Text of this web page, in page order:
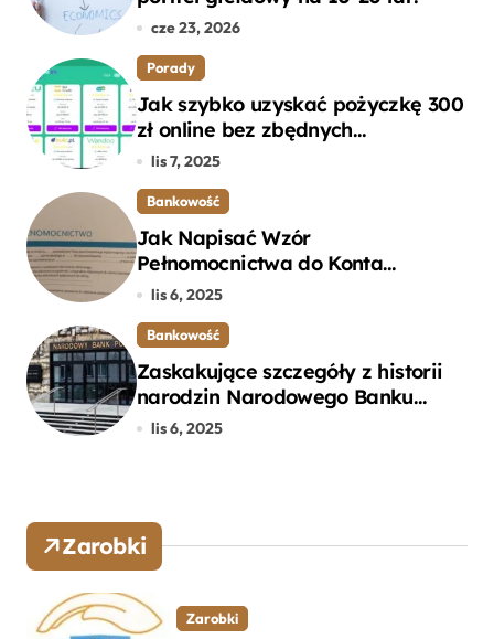
cze 23, 2026
Porady
Jak szybko uzyskać pożyczkę 300
zł online bez zbędnych
formalności?
lis 7, 2025
Bankowość
Jak Napisać Wzór
Pełnomocnictwa do Konta
Bankowego – Praktyczny
lis 6, 2025
Bankowość
Zaskakujące szczegóły z historii
narodzin Narodowego Banku
Polskiego, o których mogłeś nie
lis 6, 2025
Zarobki
Zarobki